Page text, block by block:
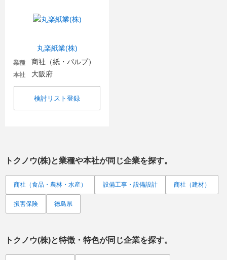
丸楽紙業(株)
業種 商社（紙・パルプ）
本社 大阪府
検討リスト登録
トクノウ(株)と業種や本社が同じ企業を探す。
商社（食品・農林・水産） 設備工事・設備設計 商社（建材）
損害保険 徳島県
トクノウ(株)と特徴・特色が同じ企業を探す。